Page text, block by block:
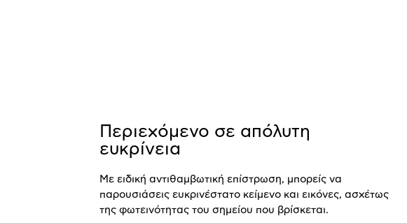
Περιεχόμενο σε απόλυτη
ευκρίνεια
Με ειδική αντιθαμβωτική επίστρωση, μπορείς να
παρουσιάσεις ευκρινέστατο κείμενο και εικόνες, ασχέτως
της φωτεινότητας του σημείου που βρίσκεται.